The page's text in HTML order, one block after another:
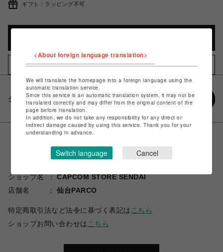
ギフト：ラッピング不可
お気に入りアイテムに追加
シェアする
ショップ名
CAPCOM STORE SENDAI
店舗名
仙台PARCO
特定商取引法など法令に基づく表記は こちら
ショップお問い合わせは こちら
<About foreign language translation>
We will translate the homepage into a foreign language using the
automatic translation service.
Since this service is an automatic translation system, it may not be
translated correctly and may differ from the original content of the
page before translation.
In addition, we do not take any responsibility for any direct or
indirect damage caused by using this service. Thank you for your
understanding in advance.
Switch language Cancel